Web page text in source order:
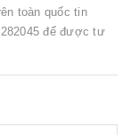
toàn quốc tin
để được tư